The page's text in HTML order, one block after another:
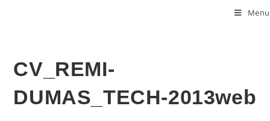
Menu
CV_REMI-
DUMAS_TECH-2013web